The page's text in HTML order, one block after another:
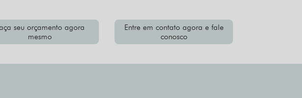
seu orçamento agora
mesmo
Entre em contato agora e fale
conosco